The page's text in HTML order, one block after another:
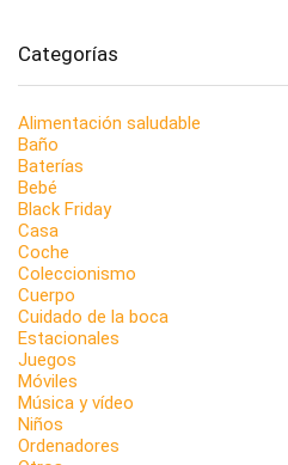
Categorías
Alimentación saludable
Baño
Baterías
Bebé
Black Friday
Casa
Coche
Coleccionismo
Cuerpo
Cuidado de la boca
Estacionales
Juegos
Móviles
Música y vídeo
Niños
Ordenadores